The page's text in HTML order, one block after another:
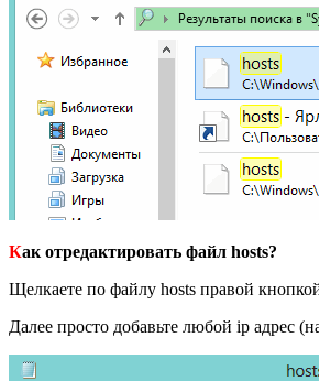
Как отредактировать файл hosts?
Щелкаете по файлу hosts правой
Далее просто добавьте любой ip адрес